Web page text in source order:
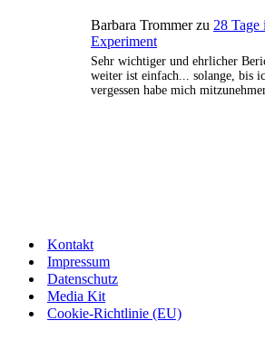
Barbara Trommerzu 28 Tage
Experiment
Sehr wichtiger und ehrlicher
weiter ist einfach... solange, bis
vergessen habe mich
Kontakt
Impressum
Datenschutz
Media Kit
Cookie-Richtlinie (EU)